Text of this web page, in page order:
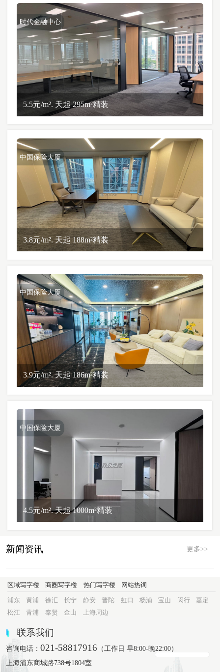
时代金融中心
5.5元/m². 天起 295m²精装
中国保险大厦
3.8元/m². 天起 188m²精装
中国保险大厦
3.9元/m². 天起 186m²精装
中国保险大厦
4.5元/m². 天起 1000m²精装
新闻资讯 更多>>
区域写字楼 商圈写字楼 热门写字楼 网站热词
浦东 黄浦 徐汇 长宁 静安 普陀 虹口 杨浦 宝山 闵行
嘉定
松江
青浦 奉贤 金山 上海周边
联系我们
咨询电话：021-58817916 （工作日 早8:00-晚22:00）
上海浦东商城路738号1804室